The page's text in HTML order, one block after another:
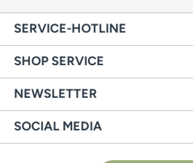
SERVICE-HOTLINE
SHOP SERVICE
NEWSLETTER
SOCIAL MEDIA